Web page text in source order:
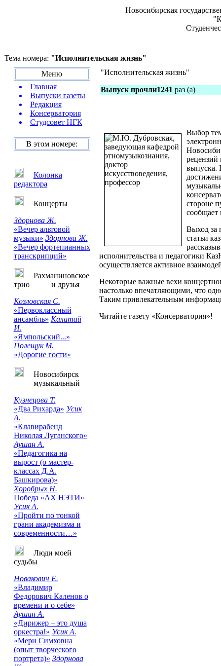
Новосибирская
Тема номера: "Исполнительская жизнь"
Меню
Главная
Выпуски газеты
Редакция
Консерватория
Студсовет НГК
В этом номере:
Колонка
редактора
Концерты
Здорнова Ж.
«Вечер альтовой
музыки» Здорнова Ж.
«Вечер фортепианных
транскрипций»
Рахманиновское
трио и друзья
Козловская С.
«Первоклассный
ансамбль» Калатай
И.
«Ямпольский...»
Полещук М.
«Дорогие гости»
Новосибирск
музыкальный
Кузнецова Т.
«Два Рихарда» Усик
А.
«Клавирабенд
Николая Луганского»
Аушан А.
«Педагогика на
вырост (о мастер-
классах Д.А.
Башкирова)»
Хоробрых Н.
Победа «АХ НЭТИ»
Усик А.
«Пройти по тонкой
грани академизма и
современности…»
Люди моей
судьбы
Новакович Е.
«Владимир
Федорович Каленов о
времени и о себе»
Аушан А.
«Дирижер – это душа
оркестра!» Усик А.
«Мери Симховна
(опыт творческого
портрета)» Здорнова
"Исполнительская жизнь"
Выпуск прочли1241 раз (а)
Выбор
рецензий
выпуска.
стороне
сообщает
Выход за
статьи
исполнительства и педагогики
осуществляется активное
Некоторые важные вехи
настолько впечатляющими, что
Таким привлекательным
Читайте газету «Консерватория»!